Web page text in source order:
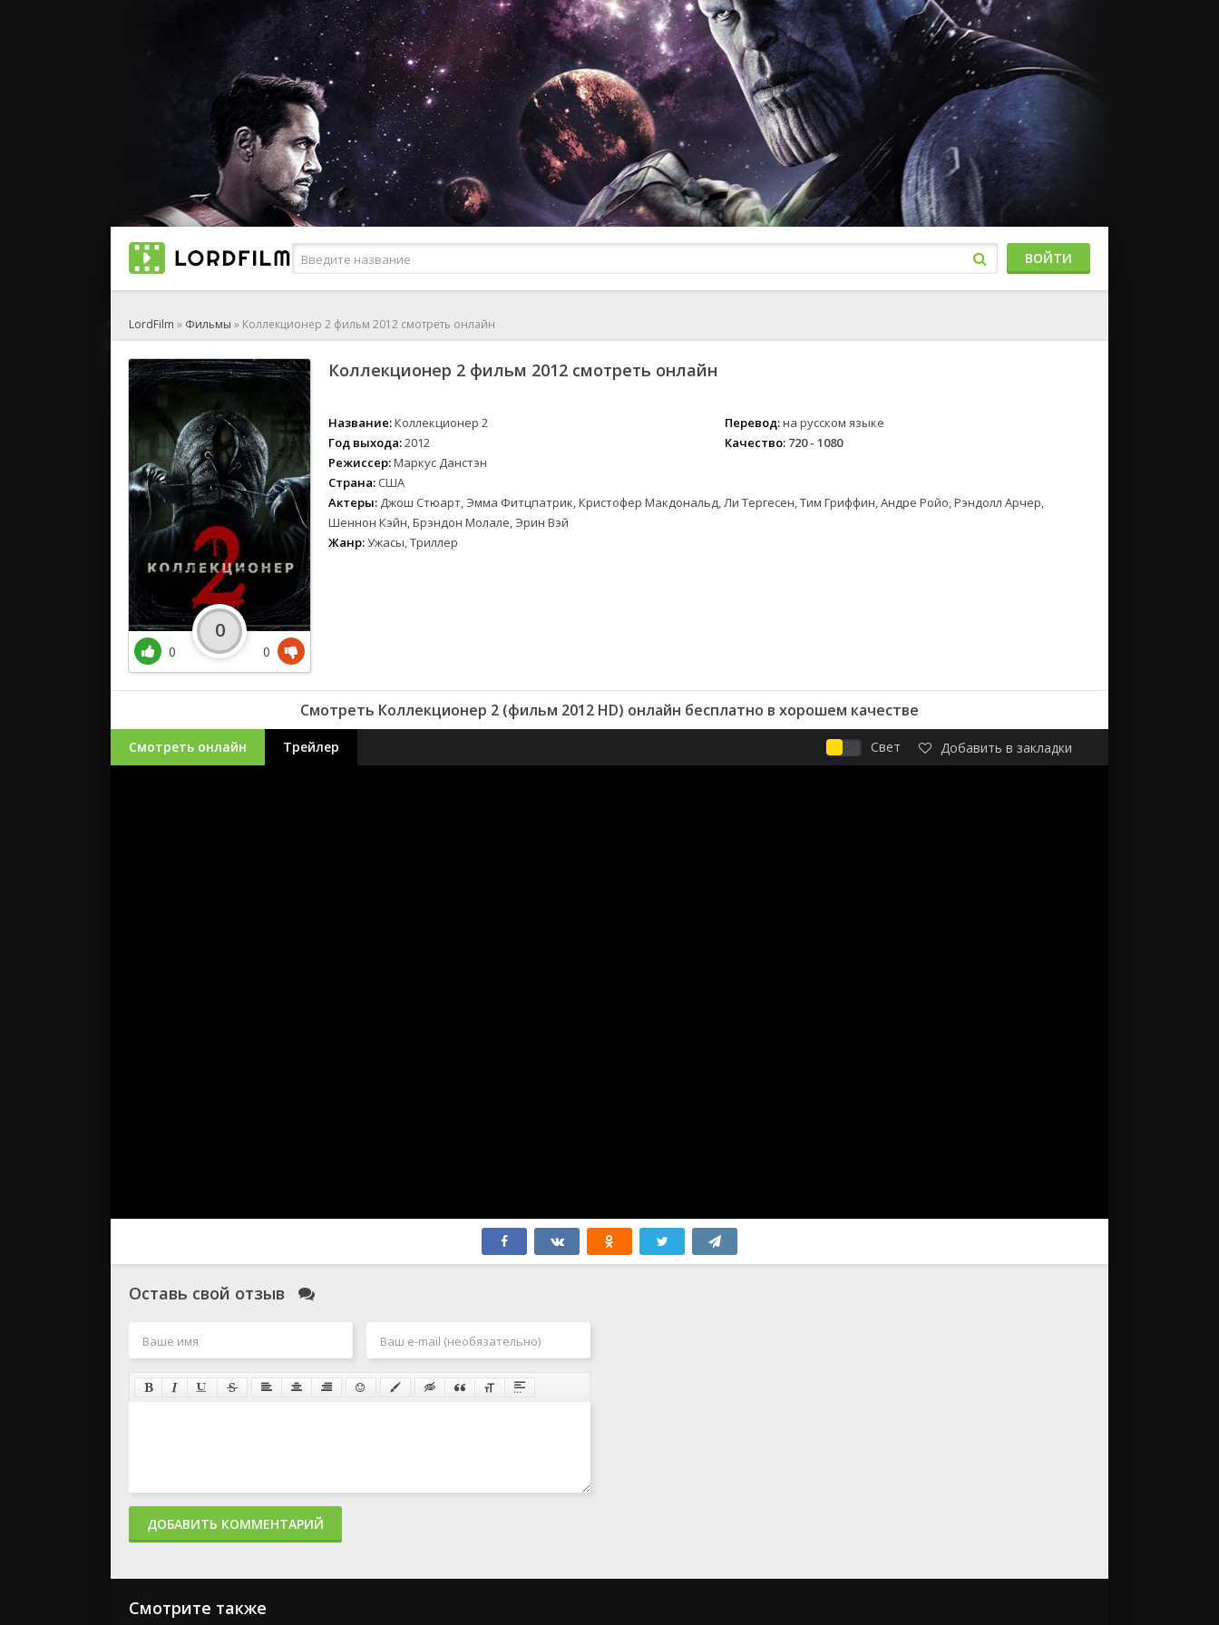
ВОЙТИ
LordFilm » Фильмы » Коллекционер 2 фильм 2012 смотреть онлайн
Коллекционер 2 фильм 2012 смотреть онлайн
Название:Коллекционер 2
Год выхода:2012
Режиссер:Маркус Данстэн
Страна: США
Перевод:на русском языке
Качество: 720 - 1080
Актеры: Джош Стюарт, Эмма Фитцпатрик, Кристофер Макдональд, Ли Тергесен, Тим Гриффин, Андре Ройо, Рэндолл Арчер,
Шеннон Кэйн, Брэндон Молале, Эрин Вэй
Жанр:Ужасы, Триллер
0
0
0
Смотреть Коллекционер 2 (фильм 2012 HD) онлайн бесплатно в хорошем качестве
Смотреть онлайн Трейлер Свет Добавить в закладки
Оставь свой отзыв
ДОБАВИТЬ КОММЕНТАРИЙ
Смотрите также